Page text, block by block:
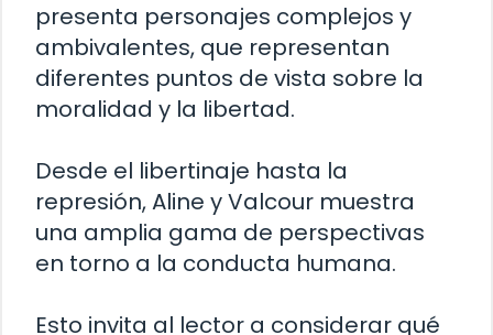
presenta personajes complejos y
ambivalentes, que representan
diferentes puntos de vista sobre la
moralidad y la libertad.
Desde el libertinaje hasta la
represión, Aline y Valcour muestra
una amplia gama de perspectivas
en torno a la conducta humana.
Esto invita al lector a considerar qué